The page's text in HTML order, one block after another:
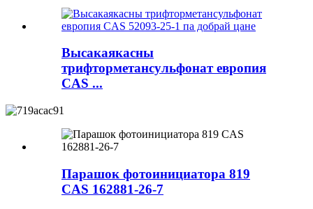
Высакаякасны
трифторметансульфонат европия
CAS ...
Парашок фотоинициатора 819
CAS 162881-26-7